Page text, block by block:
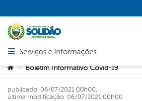
Abrir menu principal de navegação
Serviços e Informações
Você está aqui:
> Boletim Informativo Covid-19
publicado: 06/07/2021 00h00,
última modificação: 06/07/2021 00h00